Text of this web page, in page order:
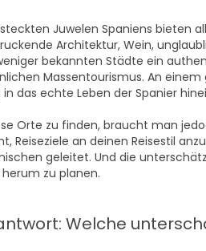
Juwelen Spaniens bieten
Architektur, Wein,
bekannten Städte ein
Massentourismus. An
in das echte Leben der Spanier
Orte zu finden, braucht man
Reiseziele an deinen Reisestil
geleitet. Und die
zu planen.
Welche